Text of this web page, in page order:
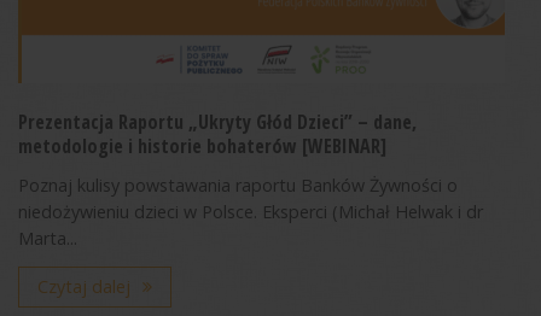
Prezentacja Raportu „Ukryty Głód Dzieci” – dane,
metodologie i historie bohaterów [WEBINAR]
Poznaj kulisy powstawania raportu Banków Żywności o
niedożywieniu dzieci w Polsce. Eksperci (Michał Helwak i dr
Marta...
Czytaj dalej